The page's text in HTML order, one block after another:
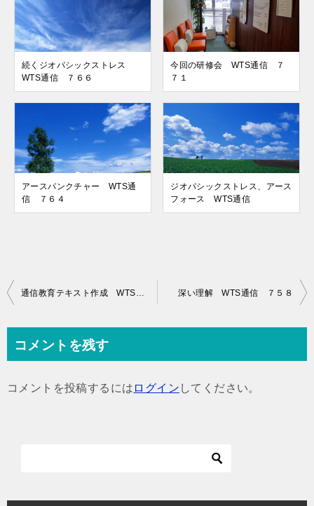
続くジオパシックストレス
WTS通信 ７６６
今回の研修会 WTS通信 ７
７１
アースパンクチャー WTS通
信 ７６４
ジオパシックストレス、アース
フォース WTS通信
投
ビ
通信教育テキスト作成 WTS通信 ７５６ 深い理解 WTS通信 ７５８
コメントを残す
コメントを投稿するには ログイン してください。